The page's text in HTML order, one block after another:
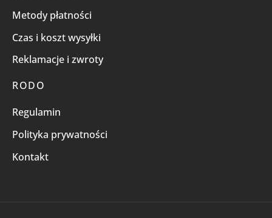
Metody płatności
Czas i koszt wysyłki
Reklamacje i zwroty
RODO
Regulamin
Polityka prywatności
Kontakt